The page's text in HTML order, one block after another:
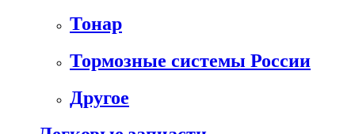
Тонар
Тормозные системы России
Другое